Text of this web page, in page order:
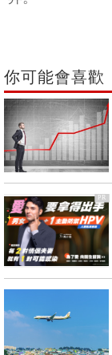
你可能會喜歡
PR